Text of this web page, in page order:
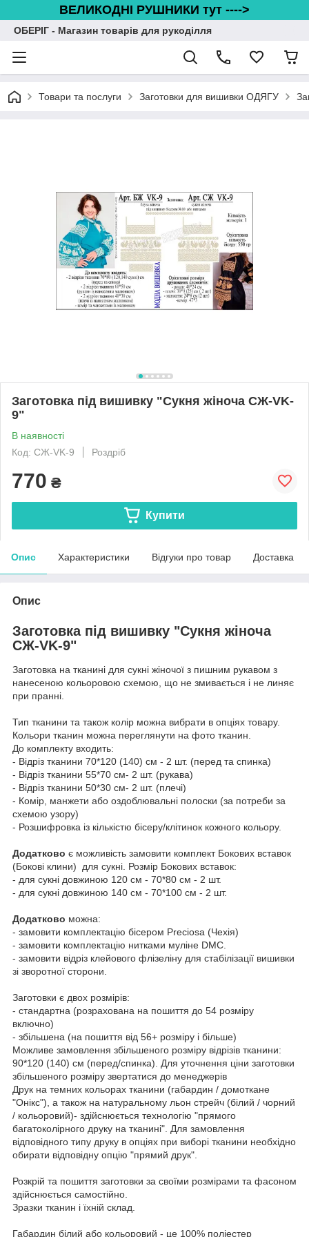
ВЕЛИКОДНІ РУШНИКИ тут ---->
ОБЕРІГ - Магазин товарів для рукоділля
Товари та послуги Заготовки для вишивки ОДЯГУ
Заготовка під вишивку "Сукня жіноча СЖ-VK-
9"
В наявності
Код: СЖ-VK-9
Роздріб
770 ₴
Купити
Опис Характеристики Відгуки про товар Доставка
Опис
Заготовка під вишивку "Сукня жіноча
СЖ-VK-9"
Заготовка на тканині для сукні жіночої з пишним рукавом з
нанесеною кольоровою схемою, що не змивається і не линяє
при пранні.
Тип тканини та також колір можна вибрати в опціях товару.
Кольори тканин можна переглянути на фото тканин.
До комплекту входить:
- Відріз тканини 70*120 (140) см - 2 шт. (перед та спинка)
- Відріз тканини 55*70 см- 2 шт. (рукава)
- Відріз тканини 50*30 см- 2 шт. (плечі)
- Комір, манжети або оздоблювальні полоски (за потреби за
схемою узору)
- Розшифровка із кількістю бісеру/клітинок кожного кольору.
Додатково є можливість замовити комплект Бокових вставок
(Бокові клини) для сукні. Розмір Бокових вставок:
- для сукні довжиною 120 см - 70*80 см - 2 шт.
- для сукні довжиною 140 см - 70*100 см - 2 шт.
Додатково можна:
- замовити комплектацію бісером Preciosa (Чехія)
- замовити комплектацію нитками муліне DMC.
- замовити відріз клейового флізеліну для стабілізації вишивки
зі зворотної сторони.
Заготовки є двох розмірів:
- стандартна (розрахована на пошиття до 54 розміру
включно)
- збільшена (на пошиття від 56+ розміру і більше)
Можливе замовлення збільшеного розміру відрізів тканини:
90*120 (140) см (перед/спинка). Для уточнення ціни заготовки
збільшеного розміру звертатися до менеджерів
Друк на темних кольорах тканини (габардин / домоткане
"Онікс"), а також на натуральному льон стрейч (білий / чорний
/ кольоровий)- здійснюється технологію "прямого
багатоколірного друку на тканині". Для замовлення
відповідного типу друку в опціях при виборі тканини необхідно
обирати відповідну опцію "прямий друк".
Розкрій та пошиття заготовки за своїми розмірами та фасоном
здійснюється самостійно.
Зразки тканин і їхній склад.
Габардин білий або кольоровий - це 100% поліестер